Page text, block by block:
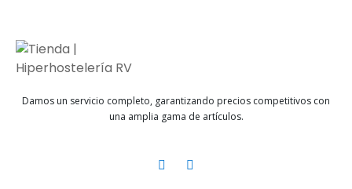
Damos un servicio completo, garantizando precios competitivos con
una amplia gama de artículos.